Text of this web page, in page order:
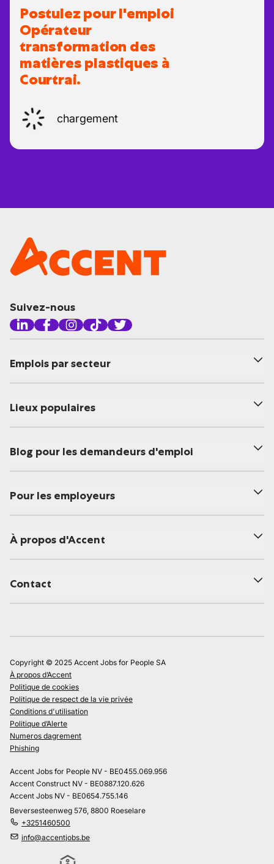
Postulez pour l'emploi
Opérateur
transformation des
matières plastiques à
Courtrai.
chargement
Suivez-nous
Emplois par secteur
Lieux populaires
Blog pour les demandeurs d'emploi
Pour les employeurs
À propos d'Accent
Contact
Copyright © 2025 Accent Jobs for People SA
À propos d’Accent
Politique de cookies
Politique de respect de la vie privée
Conditions d'utilisation
Politique d’Alerte
Numeros dagrement
Phishing
Accent Jobs for People NV - BE0455.069.956
Accent Construct NV - BE0887.120.626
Accent Jobs NV - BE0654.755.146
Beversesteenweg 576, 8800 Roeselare
+3251460500
info@accentjobs.be